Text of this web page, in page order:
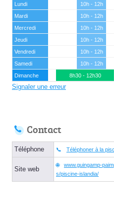
Lundi 10h - 12h
Mardi
10h - 12h
Mercredi
10h - 12h
Jeudi
10h - 12h
Vendredi
10h - 12h
Samedi
10h - 12h
Dimanche
8h30 - 12h30
Signaler une erreur
Contact
Téléphone Téléphoner à la
Site web
www.guingamp-
s/piscine-islandia/